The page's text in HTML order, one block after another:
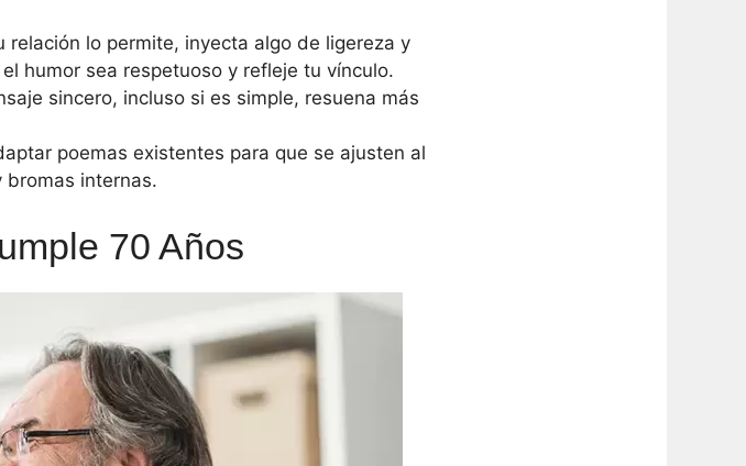
relación lo permite, inyecta algo de ligereza y
humor sea respetuoso y refleje tu vínculo.
sincero, incluso si es simple, resuena más
poemas existentes para que se ajusten al
internas.
70 Años